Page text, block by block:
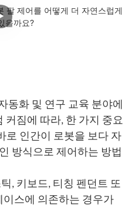
동화 및 연구 교육 분야에
커짐에 따라, 한 가지 중요
로 인간이 로봇을 보다 자
방식으로 제어하는 ​​방법
, 키보드, 티칭 펜던트 또
스에 의존하는 경우가